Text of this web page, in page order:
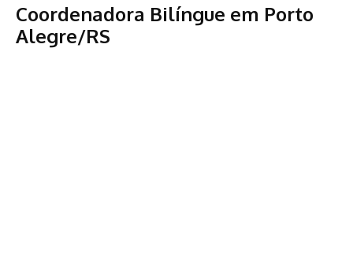
Coordenadora Bilíngue em Porto
Alegre/RS